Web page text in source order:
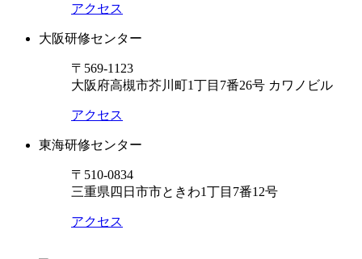
アクセス
大阪研修センター
〒569-1123
大阪府高槻市芥川町1丁目7番26号 カワノビル
アクセス
東海研修センター
〒510-0834
三重県四日市市ときわ1丁目7番12号
アクセス